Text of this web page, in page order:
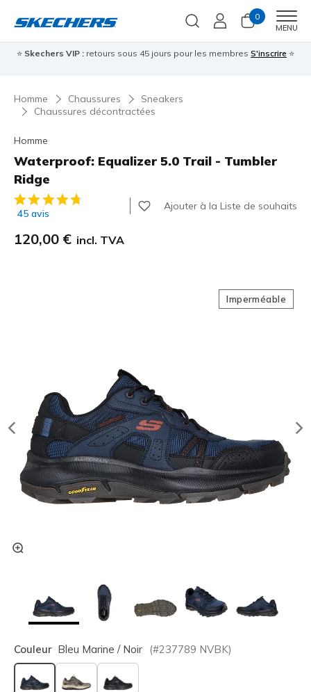
0
MENU
⭐ Skechers VIP : retours sous 45 jours pour les membres S'inscrire ⭐
Homme Chaussures
Sneakers
Chaussures décontractées
Homme
Waterproof: Equalizer 5.0 Trail - Tumbler
Ridge
Évaluation client 3,5 sur 5
45 avis
Ajouter à la Liste de souhaits
120,00 € incl. TVA
Imperméable
Couleur Bleu Marine / Noir (#237789 NVBK)